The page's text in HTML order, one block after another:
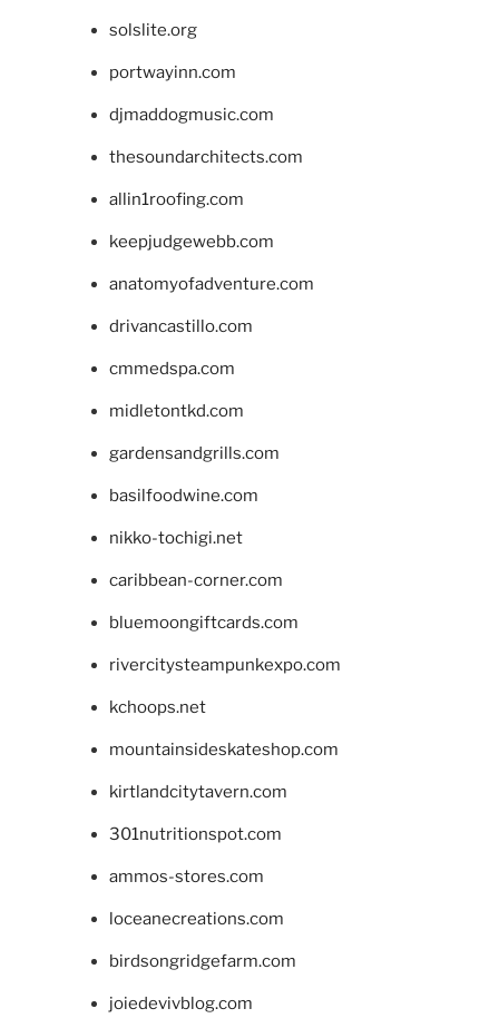
solslite.org
portwayinn.com
djmaddogmusic.com
thesoundarchitects.com
allin1roofing.com
keepjudgewebb.com
anatomyofadventure.com
drivancastillo.com
cmmedspa.com
midletontkd.com
gardensandgrills.com
basilfoodwine.com
nikko-tochigi.net
caribbean-corner.com
bluemoongiftcards.com
rivercitysteampunkexpo.com
kchoops.net
mountainsideskateshop.com
kirtlandcitytavern.com
301nutritionspot.com
ammos-stores.com
loceanecreations.com
birdsongridgefarm.com
joiedevivblog.com